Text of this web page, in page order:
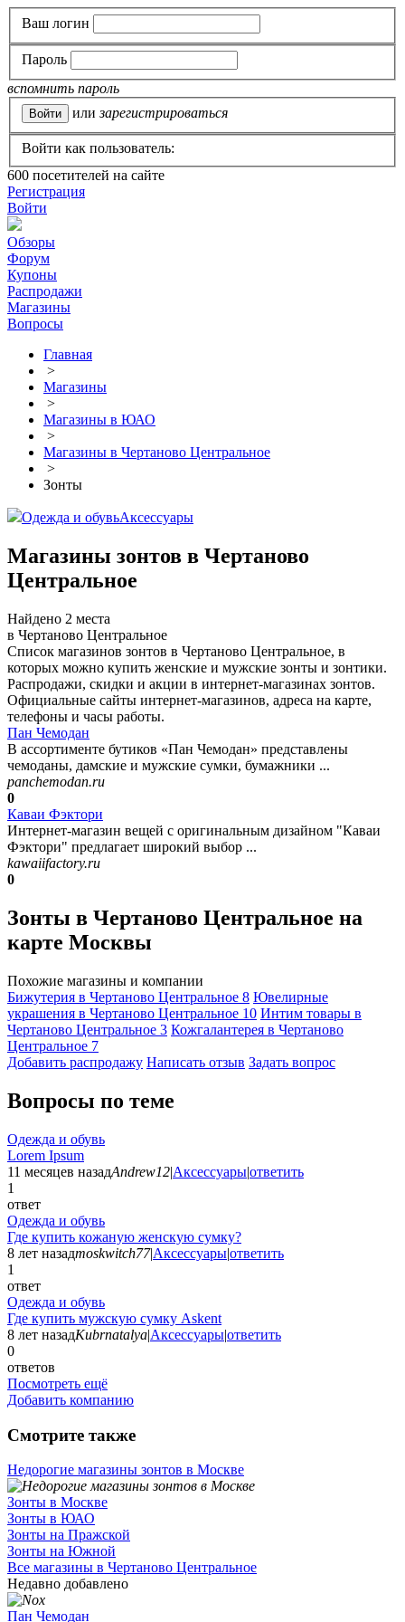
Ваш логин
Пароль
вспомнить пароль
или зарегистрироваться
Войти как пользователь:
600 посетителей на сайте
Регистрация
Войти
Обзоры
Форум
Купоны
Распродажи
Магазины
Вопросы
Главная
>
Магазины
>
Магазины в ЮАО
>
Магазины в Чертаново Центральное
>
Зонты
Одежда и обувьАксессуары
Магазины зонтов в Чертаново
Центральное
Найдено 2 места
в Чертаново Центральное
Список магазинов зонтов в Чертаново Центральное, в
которых можно купить женские и мужские зонты и зонтики.
Распродажи, скидки и акции в интернет-магазинах зонтов.
Официальные сайты интернет-магазинов, адреса на карте,
телефоны и часы работы.
Пан Чемодан
В ассортименте бутиков «Пан Чемодан» представлены
чемоданы, дамские и мужские сумки, бумажники ...
panchemodan.ru
0
Каваи Фэктори
Интернет-магазин вещей с оригинальным дизайном "Каваи
Фэктори" предлагает широкий выбор ...
kawaiifactory.ru
0
Зонты в Чертаново Центральное на
карте Москвы
Похожие магазины и компании
Бижутерия в Чертаново Центральное 8 Ювелирные
украшения в Чертаново Центральное 10 Интим товары в
Чертаново Центральное 3 Кожгалантерея в Чертаново
Центральное 7
Добавить раcпродажу Написать отзыв Задать вопрос
Вопросы по теме
Одежда и обувь
Lorem Ipsum
11 месяцев назадAndrew12|Аксессуары|ответить
1
ответ
Одежда и обувь
Где купить кожаную женскую сумку?
8 лет назадmoskwitch77|Аксессуары|ответить
1
ответ
Одежда и обувь
Где купить мужскую сумку Askent
8 лет назадKubrnatalya|Аксессуары|ответить
0
ответов
Посмотреть ещё
Добавить компанию
Смотрите также
Недорогие магазины зонтов в Москве
Зонты в Москве
Зонты в ЮАО
Зонты на Пражской
Зонты на Южной
Все магазины в Чертаново Центральное
Недавно добавлено
Пан Чемодан